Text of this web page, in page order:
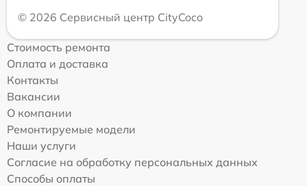
© 2026 Сервисный центр CityCoco
Стоимость ремонта
Оплата и доставка
Контакты
Вакансии
О компании
Ремонтируемые модели
Наши услуги
Согласие на обработку персональных данных
Способы оплаты